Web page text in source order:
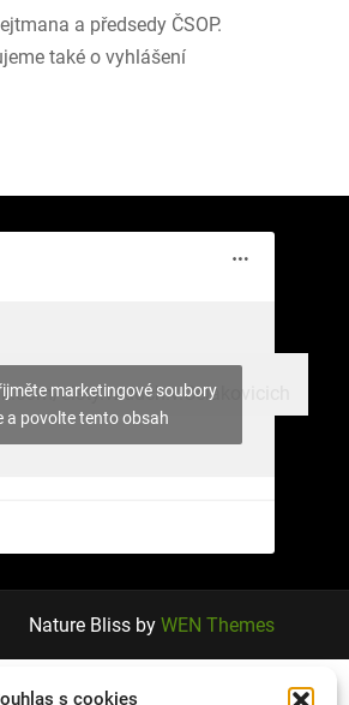
s cookies
a předsedy ČSOP.
také o vyhlášení
cisty.vzduch.v.Celakovicich
marketingové soubory
a povolte tento obsah
Nature Bliss by WEN Themes